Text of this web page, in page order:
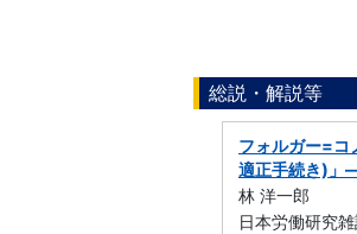
総説・解説等
フォルガー=コ
適正手続き)」
林 洋一郎
日本労働研究